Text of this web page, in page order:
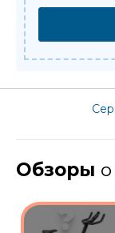
Обзоры